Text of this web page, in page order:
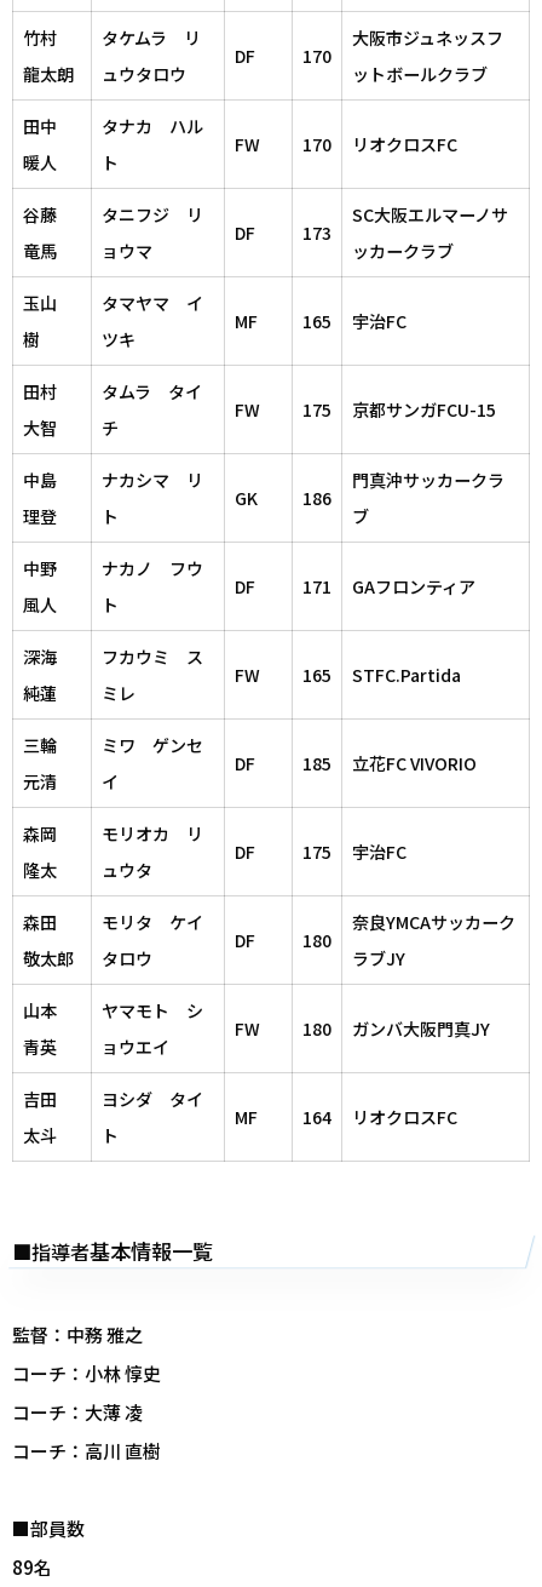
竹村
龍太朗
タケムラ リ
ュウタロウ
DF 170
大阪市ジュネッスフ
ットボールクラブ
田中
暖人
タナカ ハル
ト
FW 170 リオクロスFC
谷藤
竜馬
タニフジ リ
ョウマ
DF 173
SC大阪エルマーノサ
ッカークラブ
玉山
樹
タマヤマ イ
ツキ
MF 165 宇治FC
田村
大智
タムラ タイ
チ
FW 175 京都サンガFCU-15
中島
理登
ナカシマ リ
ト
GK 186
門真沖サッカークラ
ブ
中野
風人
ナカノ フウ
ト
DF 171 GAフロンティア
深海
純蓮
フカウミ ス
ミレ
FW 165 STFC.Partida
三輪
元清
ミワ ゲンセ
イ
DF 185 立花FC VIVORIO
森岡
隆太
モリオカ リ
ュウタ
DF 175 宇治FC
森田
敬太郎
モリタ ケイ
タロウ
DF 180
奈良YMCAサッカーク
ラブJY
山本
青英
ヤマモト シ
ョウエイ
FW 180 ガンバ大阪門真JY
吉田
太斗
ヨシダ タイ
ト
MF 164 リオクロスFC
■指導者基本情報一覧
監督：中務 雅之
コーチ：小林 惇史
コーチ：大薄 凌
コーチ：高川 直樹
■部員数
89名